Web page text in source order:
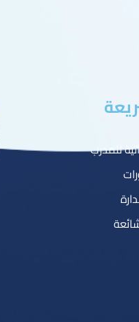
للمدرب